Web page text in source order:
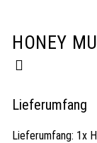
HONEY
Lieferumfang
Lieferumfang: 1x